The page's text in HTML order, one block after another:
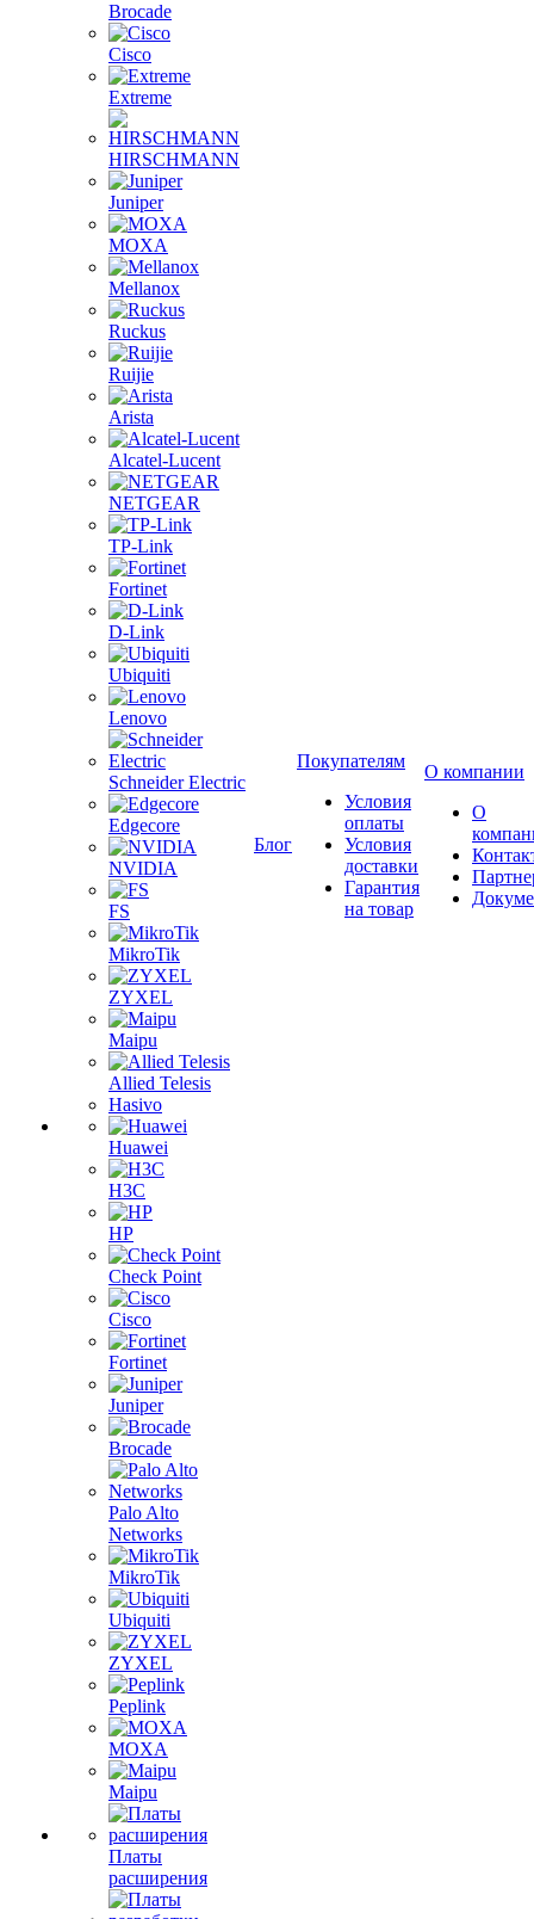
Brocade
Cisco
Extreme
HIRSCHMANN
Juniper
MOXA
Mellanox
Ruckus
Ruijie
Arista
Alcatel-Lucent
NETGEAR
TP-Link
Fortinet
D-Link
Ubiquiti
Lenovo
Schneider Electric
Edgecore
NVIDIA
FS
MikroTik
ZYXEL
Maipu
Allied Telesis
Hasivo
Huawei
H3C
HP
Check Point
Cisco
Fortinet
Juniper
Brocade
Palo Alto
Networks
MikroTik
Ubiquiti
ZYXEL
Peplink
MOXA
Maipu
Платы
расширения
Блог
Покупателям
Условия
оплаты
Условия
доставки
Гарантия
на товар
О компании
О